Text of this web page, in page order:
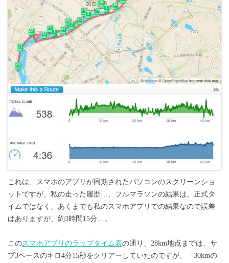
これは、スマホのアプリが同期されたパソコンのスクリーンショ
ットですが、私の走った履歴…、フルマラソンの結果は、正式タ
イムではなく、あくまでも私のスマホアプリでの結果なので誤差
はありますが、約3時間15分…。
このスマホアプリのラップタイム表の通り、28km地点までは、サ
ブ3ペースのキロ4分15秒をクリアーしていたのですが、「30kmの